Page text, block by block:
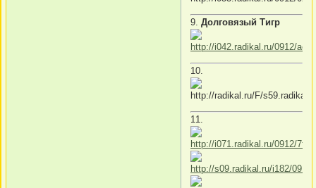
9. Долговязый Тигр
10.
11.